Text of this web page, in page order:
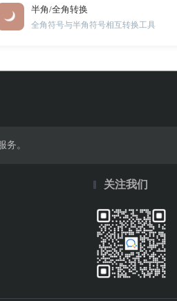
半角/全角转换
全角符号与半角符号相互转换工具
务。
关注我们